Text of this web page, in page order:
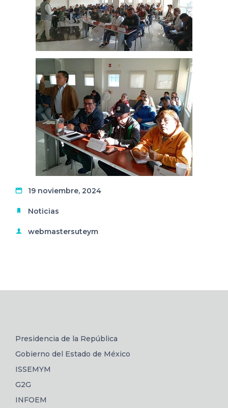
19 noviembre, 2024
Noticias
webmastersuteym
Presidencia de la República
Gobierno del Estado de México
ISSEMYM
G2G
INFOEM